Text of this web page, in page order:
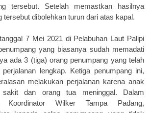
tersebut. Setelah memastkan hasilnya
tersebut dibolehkan turun dari atas kapal.
7 Mei 2021 di Pelabuhan Laut Palipi
yang biasanya sudah memadati
ada 3 (tiga) orang penumpang yang telah
lengkap. Ketiga penumpang ini,
melakukan perjalanan karena anak
dan orang tua meninggal. Dalam
Koordinator Wilker Tampa Padang,